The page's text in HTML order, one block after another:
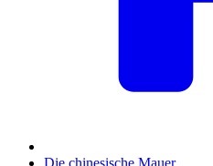
Die chinesische Mauer